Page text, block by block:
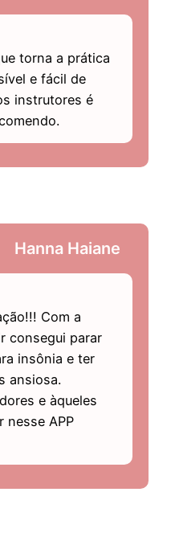
torna a prática
e fácil de
instrutores é
Hanna Haiane
Com a
consegui parar
insônia e ter
ansiosa.
e àqueles
nesse APP